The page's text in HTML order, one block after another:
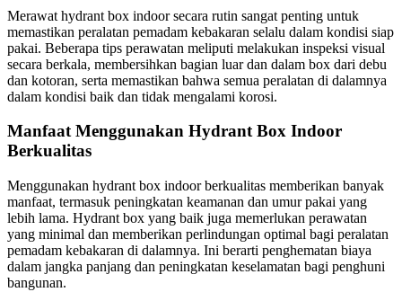
Merawat hydrant box indoor secara rutin sangat penting untuk
memastikan peralatan pemadam kebakaran selalu dalam kondisi siap
pakai. Beberapa tips perawatan meliputi melakukan inspeksi visual
secara berkala, membersihkan bagian luar dan dalam box dari debu
dan kotoran, serta memastikan bahwa semua peralatan di dalamnya
dalam kondisi baik dan tidak mengalami korosi.
Manfaat Menggunakan Hydrant Box Indoor
Berkualitas
Menggunakan hydrant box indoor berkualitas memberikan banyak
manfaat, termasuk peningkatan keamanan dan umur pakai yang
lebih lama. Hydrant box yang baik juga memerlukan perawatan
yang minimal dan memberikan perlindungan optimal bagi peralatan
pemadam kebakaran di dalamnya. Ini berarti penghematan biaya
dalam jangka panjang dan peningkatan keselamatan bagi penghuni
bangunan.